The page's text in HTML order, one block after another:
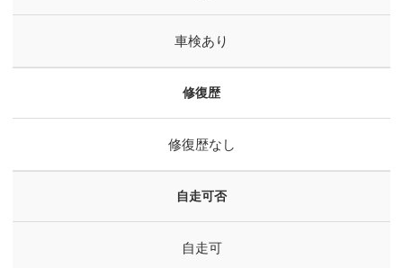
車検あり
修復歴
修復歴なし
自走可否
自走可